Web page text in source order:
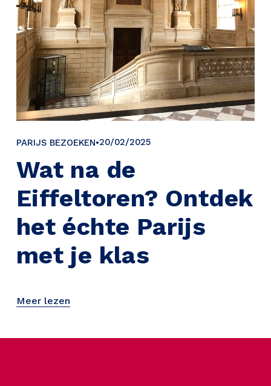
PARIJS BEZOEKEN 20/02/2025
Wat na de
Eiffeltoren? Ontdek
het échte Parijs
met je klas
Meer lezen